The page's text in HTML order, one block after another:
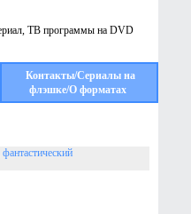
Контакты/Сериалы на
флэшке/О форматах
фантастический